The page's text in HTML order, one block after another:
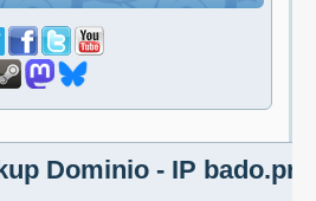
Dominio - IP bado.pro